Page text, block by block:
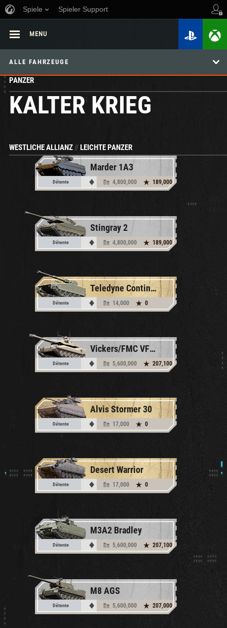
Spiele Spieler Support
MENU
ALLE FAHRZEUGE
PANZER
KALTER KRIEG
WESTLICHE ALLIANZ//LEICHTE PANZER
Marder 1A3
Détente 4,800,000 189,000
Stingray 2
Détente 4,800,000 189,000
Teledyne Continental Motors AGS
Détente 14,000 0
Vickers/FMC VFM 5
Détente 5,600,000 207,100
Alvis Stormer 30
Détente 17,000 0
Desert Warrior
Détente 17,000 0
M3A2 Bradley
Détente 5,600,000 207,100
M8 AGS
Détente 5,600,000 207,000